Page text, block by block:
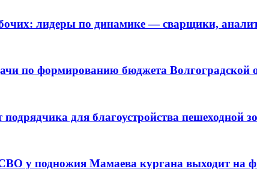
лидеры по динамике — сварщики,
по формированию бюджета Волгоградской
подрядчика для благоустройства пешеходной
СВО у подножия Мамаева кургана выходит